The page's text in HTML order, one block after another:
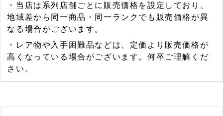
・当店は系列店舗ごとに販売価格を設定しており、
地域差から同一商品・同一ランクでも販売価格が異
なる場合がございます。
・レア物や入手困難品などは、定価より販売価格が
高くなっている場合がございます。何卒ご理解くだ
さい。